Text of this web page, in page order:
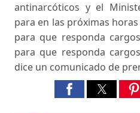
antinarcóticos y el
para en las próximas
para que responda
para que responda
dice un comunicado de